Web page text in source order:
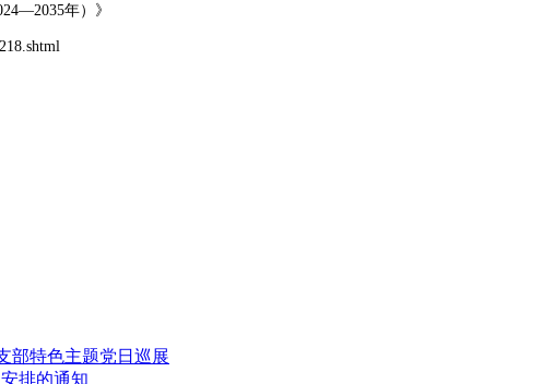
年）》
部特色主题党日巡展
排的通知